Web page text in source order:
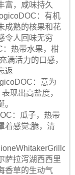
富，咸味持久
：有机
成熟的核果和花
令人回味无穷
：热带水果，柑
满活力的口感，
返
：意为
现出高盐度，
：瓜子，热带
着感觉;脆，清
萨拉泻湖西西里
香草的生动气